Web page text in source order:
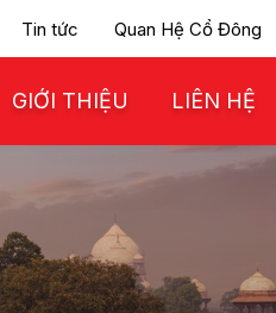
Tin tức Quan Hệ Cổ Đông
GIỚI THIỆU LIÊN HỆ